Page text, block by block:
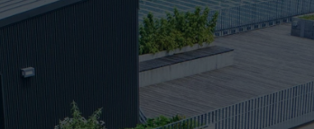
Tôles de toiture
Solutions photovoltaïques
Tôles de bardage
Panneaux sandwich
publics
Acoustique
Thermique
Durabilité